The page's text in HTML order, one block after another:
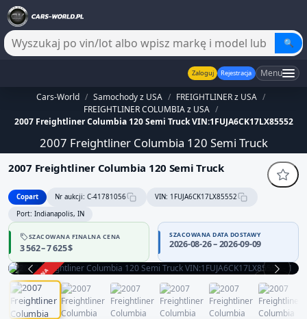
🔍
Zaloguj Rejestracja Menu
Cars-World / Samochody z USA / FREIGHTLINER z USA /
FREIGHTLINER COLUMBIA z USA /
2007 Freightliner Columbia 120 Semi Truck VIN:1FUJA6CK17LX85552
2007 Freightliner Columbia 120 Semi Truck
2007 Freightliner Columbia 120 Semi Truck
Copart Nr aukcji: C-41781056
VIN: 1FUJA6CK17LX85552
Port: Indianapolis, IN
SZACOWANA FINALNA CENA
3 562 – 7 625 $
SZACOWANA DATA DOSTAWY
2026-08-26 – 2026-09-09
ZAKOŃCZONA